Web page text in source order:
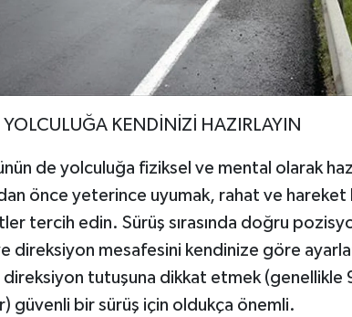
KENDİNİZİ HAZIRLAYIN
de yolculuğa fiziksel ve mental olarak
önce yeterince uyumak, rahat ve hareket
tercih edin. Sürüş sırasında doğru
direksiyon mesafesini kendinize göre
tutuşuna dikkat etmek (genellikle
güvenli bir sürüş için oldukça önemli.